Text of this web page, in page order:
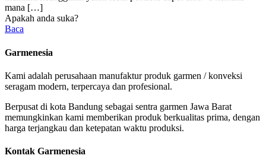
mana […]
Apakah anda suka?
Baca
Garmenesia
Kami adalah perusahaan manufaktur produk garmen / konveksi
seragam modern, terpercaya dan profesional.
Berpusat di kota Bandung sebagai sentra garmen Jawa Barat
memungkinkan kami memberikan produk berkualitas prima, dengan
harga terjangkau dan ketepatan waktu produksi.
Kontak Garmenesia